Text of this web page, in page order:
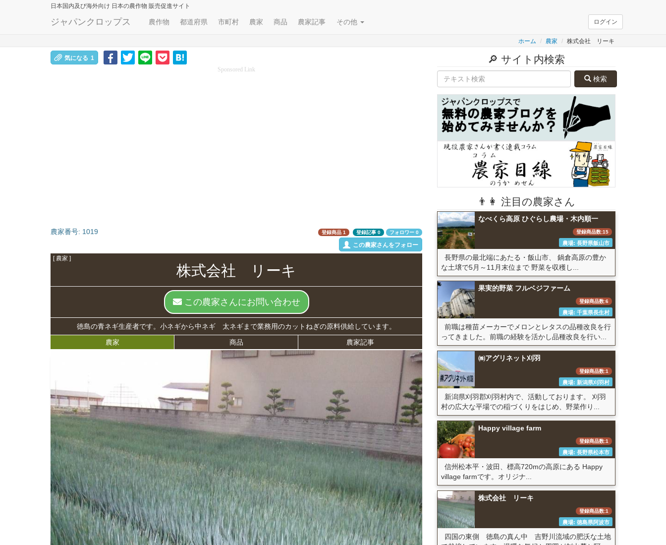
日本国内及び海外向け 日本の農作物 販売促進サイト
ジャパンクロップス 農作物 都道府県 市町村 農家 商品 農家記事 その他 ログイン
ホーム 農家 株式会社 リーキ
気になる 1
Sponsored Link
農家番号: 1019 登録商品 1 登録記事 0 フォロワー 0
この農家さんをフォロー
[ 農家 ]
株式会社 リーキ
この農家さんにお問い合わせ
徳島の青ネギ生産者です。小ネギから中ネギ 太ネギまで業務用のカットねぎの原料供給しています。
農家 商品 農家記事
🔎 サイト内検索
検索
👨👩 注目の農家さん
なべくら高原 ひぐらし農場・木内順一
登録商品数:15
農場: 長野県飯山市
長野県の最北端にあたる・飯山市、 鍋倉高原の豊か
な土壌で5月～11月末位まで 野菜を収穫し...
果実的野菜 フルベジファーム
登録商品数:6
農場: 千葉県長生村
前職は種苗メーカーでメロンとレタスの品種改良を行
ってきました。前職の経験を活かし品種改良を行い...
㈱アグリネット刈羽
登録商品数:1
農場: 新潟県刈羽村
新潟県刈羽郡刈羽村内で、活動しております。 刈羽
村の広大な平場での稲づくりをはじめ、野菜作り...
Happy village farm
登録商品数:1
農場: 長野県松本市
信州松本平・波田、標高720mの高原にある Happy
village farmです。オリジナ...
株式会社 リーキ
登録商品数:1
農場: 徳島県阿波市
四国の東側 徳島の真ん中 吉野川流域の肥沃な土地